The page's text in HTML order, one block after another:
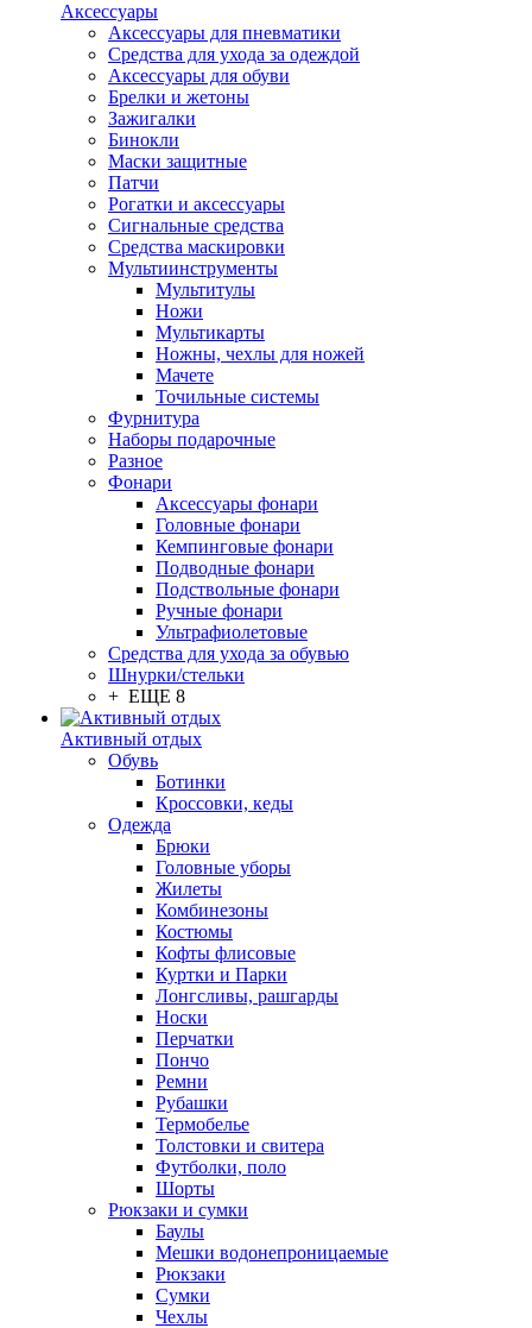
Аксессуары
Аксессуары для пневматики
Средства для ухода за одеждой
Аксессуары для обуви
Брелки и жетоны
Зажигалки
Бинокли
Маски защитные
Патчи
Рогатки и аксессуары
Сигнальные средства
Средства маскировки
Мультиинструменты
Мультитулы
Ножи
Мультикарты
Ножны, чехлы для ножей
Мачете
Точильные системы
Фурнитура
Наборы подарочные
Разное
Фонари
Аксессуары фонари
Головные фонари
Кемпинговые фонари
Подводные фонари
Подствольные фонари
Ручные фонари
Ультрафиолетовые
Средства для ухода за обувью
Шнурки/стельки
+ ЕЩЕ 8
Активный отдых
Обувь
Ботинки
Кроссовки, кеды
Одежда
Брюки
Головные уборы
Жилеты
Комбинезоны
Костюмы
Кофты флисовые
Куртки и Парки
Лонгсливы, рашгарды
Носки
Перчатки
Пончо
Ремни
Рубашки
Термобелье
Толстовки и свитера
Футболки, поло
Шорты
Рюкзаки и сумки
Баулы
Мешки водонепроницаемые
Рюкзаки
Сумки
Чехлы